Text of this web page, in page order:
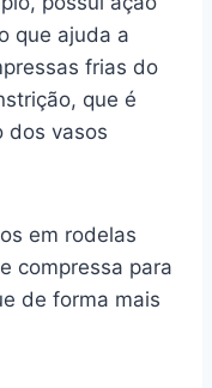
que ajuda a
frias do
que é
dos vasos
em rodelas
compressa para
de forma mais